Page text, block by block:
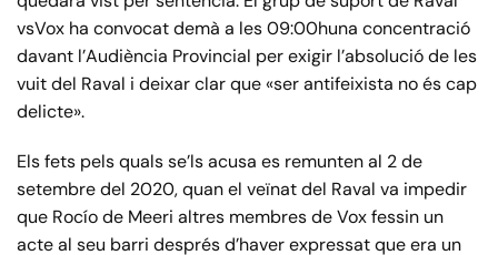
vsVox ha convocat demà a les 09:00huna concentració
davant l’Audiència Provincial per exigir l’absolució de les
vuit del Raval i deixar clar que «ser antifeixista no és cap
delicte».
Els fets pels quals se’ls acusa es remunten al 2 de
setembre del 2020, quan el veïnat del Raval va impedir
que Rocío de Meeri altres membres de Vox fessin un
acte al seu barri després d’haver expressat que era un